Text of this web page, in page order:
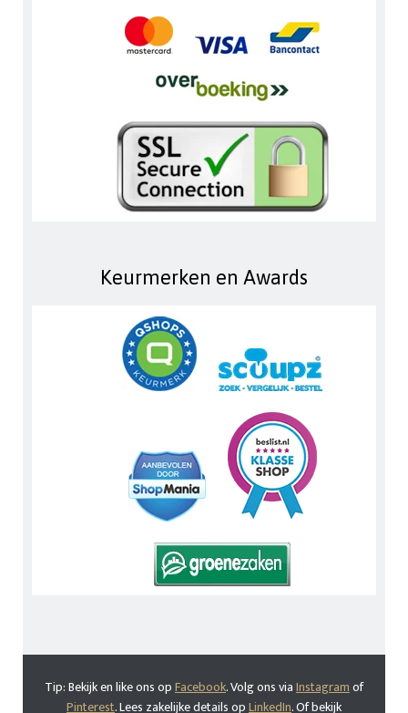
Keurmerken en Awards
Tip: Bekijk en like ons opFacebook. Volg ons viaInstagramof
Pinterest. Lees zakelijke details opLinkedIn. Of bekijk